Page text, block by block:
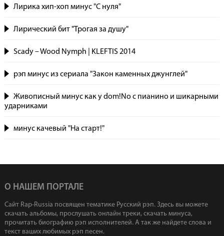
Лирика хип-хоп минус "С нуля"
Лирический бит "Трогая за душу"
Scady – Wood Nymph | KLEFTIS 2014
рэп минус из сериала "Закон каменных джунглей"
Живописный минус как у dom!No с пианино и шикарными
ударниками
минус качевый "На старт!"
О НАШЕМ ПОРТАЛЕ
Сайт Rap-Russia посвящен тематике Русский рэп. Здесь вы можете
скачать альбомы, прослушать онлайн треки, скачать минуса,
прочитать биографию рэп исполнителей. А так же найдете слова и
текст ваших любимых рэп песен.